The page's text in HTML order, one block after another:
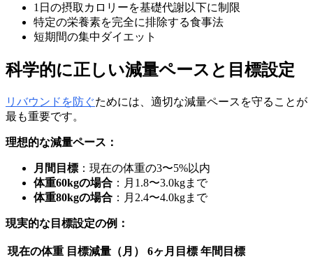
1日の摂取カロリーを基礎代謝以下に制限
特定の栄養素を完全に排除する食事法
短期間の集中ダイエット
科学的に正しい減量ペースと目標設定
リバウンドを防ぐためには、適切な減量ペースを守ることが
最も重要です。
理想的な減量ペース：
月間目標 ：現在の体重の3〜5%以内
体重60kgの場合 ：月1.8〜3.0kgまで
体重80kgの場合 ：月2.4〜4.0kgまで
現実的な目標設定の例：
現在の体重 目標減量（月） 6ヶ月目標 年間目標